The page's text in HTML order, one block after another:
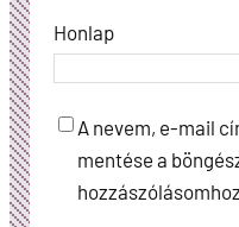
Honlap
A nevem, e-mail
mentése a